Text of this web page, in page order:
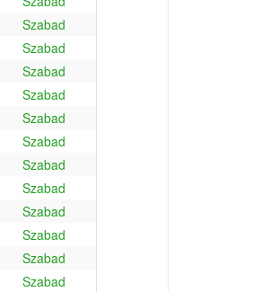
Szabad
Szabad
Szabad
Szabad
Szabad
Szabad
Szabad
Szabad
Szabad
Szabad
Szabad
Szabad